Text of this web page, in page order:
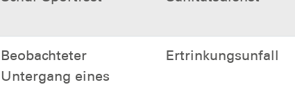
Beobachteter
Untergang eines
Ertrinkungsunfall